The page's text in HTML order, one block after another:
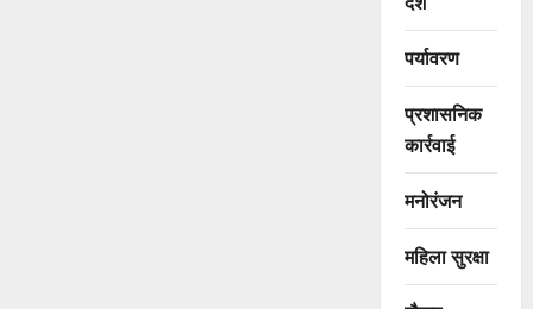
पर्यावरण
प्रशासनिक
कार्रवाई
मनोरंजन
महिला सुरक्षा